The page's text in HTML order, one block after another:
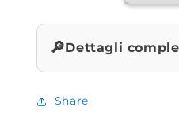
🔎Dettagli
Share